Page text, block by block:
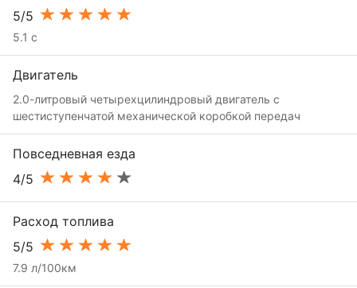
5/5
5.1 с
Двигатель
2.0-литровый четырехцилиндровый двигатель с
шестиступенчатой механической коробкой передач
Повседневная езда
4/5
Расход топлива
5/5
7.9 л/100км